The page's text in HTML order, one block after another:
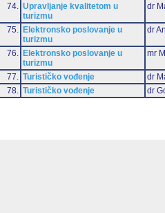
74.
Upravljanje kvalitetom u
turizmu
dr
75.
Elektronsko poslovanje u
turizmu
dr
76.
Elektronsko poslovanje u
turizmu
mr
77. Turističko vođenje
dr
78.
Turističko vođenje dr